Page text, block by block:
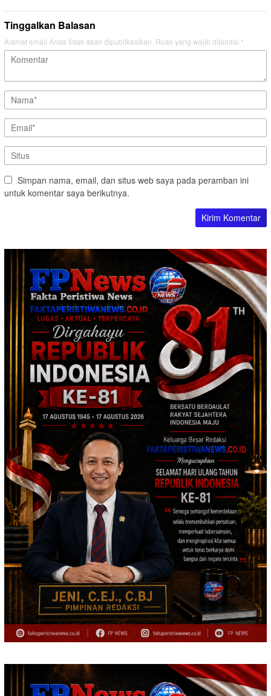
Tinggalkan Balasan
Alamat email Anda tidak akan dipublikasikan. Ruas yang wajib ditandai *
Simpan nama, email, dan situs web saya pada peramban ini
untuk komentar saya berikutnya.